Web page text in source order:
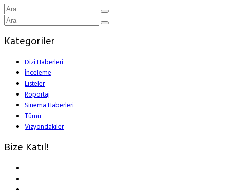
Kategoriler
Dizi Haberleri
İnceleme
Listeler
Röportaj
Sinema Haberleri
Tümü
Vizyondakiler
Bize Katıl!